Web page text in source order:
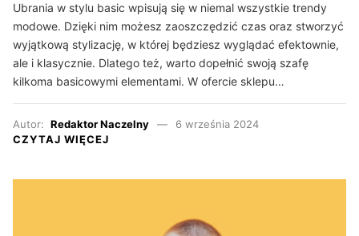
Ubrania w stylu basic wpisują się w niemal wszystkie trendy
modowe. Dzięki nim możesz zaoszczędzić czas oraz stworzyć
wyjątkową stylizację, w której będziesz wyglądać efektownie,
ale i klasycznie. Dlatego też, warto dopełnić swoją szafę
kilkoma basicowymi elementami. W ofercie sklepu…
Autor: Redaktor Naczelny
6 września 2024
CZYTAJ WIĘCEJ